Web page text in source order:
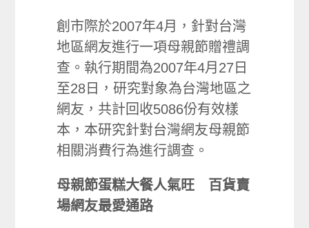
創市際於2007年4月，針對台灣
地區網友進行一項母親節贈禮調
查。執行期間為2007年4月27日
至28日，研究對象為台灣地區之
網友，共計回收5086份有效樣
本，本研究針對台灣網友母親節
相關消費行為進行調查。
母親節蛋糕大餐人氣旺 百貨賣
場網友最愛通路